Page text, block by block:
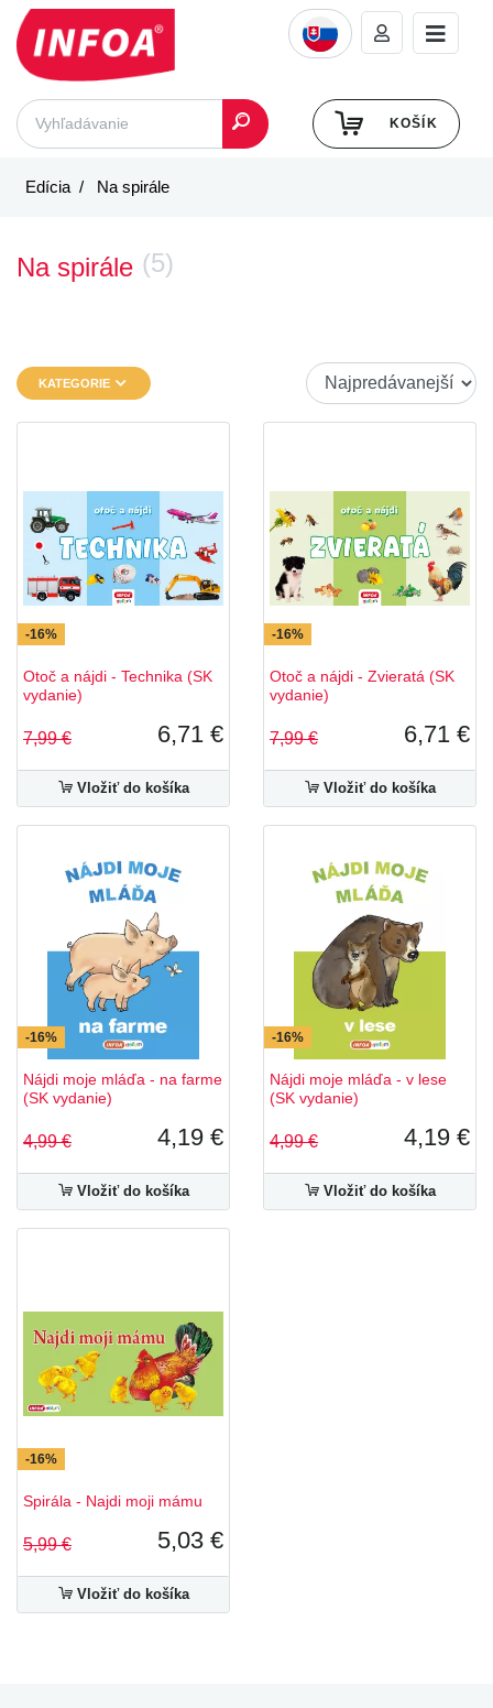
KOŠÍK
Edícia Na spirále
Na spirále (5)
KATEGORIE
-16%
Otoč a nájdi - Technika (SK
vydanie)
7,99 € 6,71 €
Vložiť do košíka
-16%
Otoč a nájdi - Zvieratá (SK
vydanie)
7,99 € 6,71 €
Vložiť do košíka
-16%
Nájdi moje mláďa - na farme
(SK vydanie)
4,99 € 4,19 €
Vložiť do košíka
-16%
Nájdi moje mláďa - v lese
(SK vydanie)
4,99 € 4,19 €
Vložiť do košíka
-16%
Spirála - Najdi moji mámu
5,99 € 5,03 €
Vložiť do košíka